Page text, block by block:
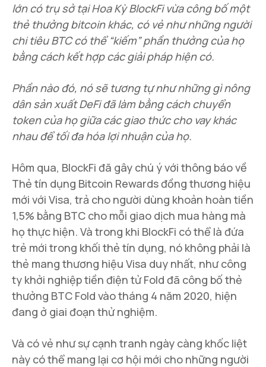
lớn có trụ sở tại Hoa Kỳ BlockFi vừa công bố một
thẻ thưởng bitcoin khác, có vẻ như những người
chi tiêu BTC có thể “kiếm” phần thưởng của họ
bằng cách kết hợp các giải pháp hiện có.
Phần nào đó, nó sẽ tương tự như những gì nông
dân sản xuất DeFi đã làm bằng cách chuyển
token của họ giữa các giao thức cho vay khác
nhau để tối đa hóa lợi nhuận của họ.
Hôm qua, BlockFi đã gây chú ý với thông báo về
Thẻ tín dụng Bitcoin Rewards đồng thương hiệu
mới với Visa, trả cho người dùng khoản hoàn tiền
1,5% bằng BTC cho mỗi giao dịch mua hàng mà
họ thực hiện. Và trong khi BlockFi có thể là đứa
trẻ mới trong khối thẻ tín dụng, nó không phải là
thẻ mang thương hiệu Visa duy nhất, như công
ty khởi nghiệp tiền điện tử Fold đã công bố thẻ
thưởng BTC Fold vào tháng 4 năm 2020, hiện
đang ở giai đoạn thử nghiệm.
Và có vẻ như sự cạnh tranh ngày càng khốc liệt
này có thể mang lại cơ hội mới cho những người